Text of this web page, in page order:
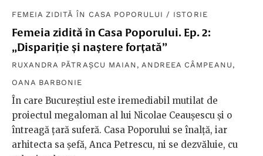
FEMEIA ZIDITĂ ÎN CASA POPORULUI / ISTORIE
Femeia zidită în Casa Poporului. Ep. 2:
„Dispariție și naștere forțată”
RUXANDRA PĂTRAȘCU MAIAN , ANDREEA CÂMPEANU ,
OANA BARBONIE
În care Bucureștiul este iremediabil mutilat de
proiectul megaloman al lui Nicolae Ceaușescu și o
întreagă țară suferă. Casa Poporului se înalță, iar
arhitecta sa șefă, Anca Petrescu, ni se dezvăluie, cu